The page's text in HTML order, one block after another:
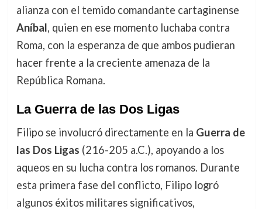
alianza con el temido comandante cartaginense
Aníbal, quien en ese momento luchaba contra
Roma, con la esperanza de que ambos pudieran
hacer frente a la creciente amenaza de la
República Romana.
La Guerra de las Dos Ligas
Filipo se involucró directamente en la Guerra de
las Dos Ligas (216-205 a.C.), apoyando a los
aqueos en su lucha contra los romanos. Durante
esta primera fase del conflicto, Filipo logró
algunos éxitos militares significativos,